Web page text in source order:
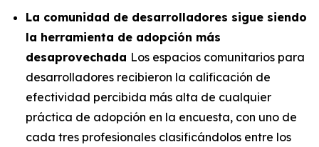
La comunidad de desarrolladores sigue siendo
la herramienta de adopción más
desaprovechada Los espacios comunitarios para
desarrolladores recibieron la calificación de
efectividad percibida más alta de cualquier
práctica de adopción en la encuesta, con uno de
cada tres profesionales clasificándolos entre los